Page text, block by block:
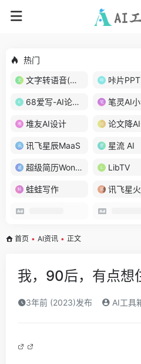
热门
文字转语音(琅琅配音)
咔片PPT
68爱写-AI论文写作 笔灵AI
堆友AI设计 论文降
讯飞星辰MaaS 星流 AI
超级简历WonderCV LibTV
蛙蛙写作 讯飞星火
首页 • AI资讯 • 正文
我，90后，有点想
3年前 (2023)发布 AI工具